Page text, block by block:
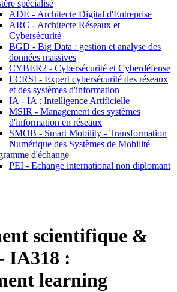
spécialisé
ADE - Architecte Digital d'Entreprise
ARC - Architecte Réseaux et
Cybersécurité
BGD - Big Data : gestion et analyse des
données massives
CYBER2 - Cybersécurité et Cyberdéfense
ECRSI - Expert cybersécurité des réseaux
et des systèmes d'information
IA - IA : Intelligence Artificielle
MSIR - Management des systèmes
d'information en réseaux
SMOB - Smart Mobility - Transformation
Numérique des Systèmes de Mobilité
d'échange
PEI - Echange international non diplomant
scientifique &
IA318 :
learning